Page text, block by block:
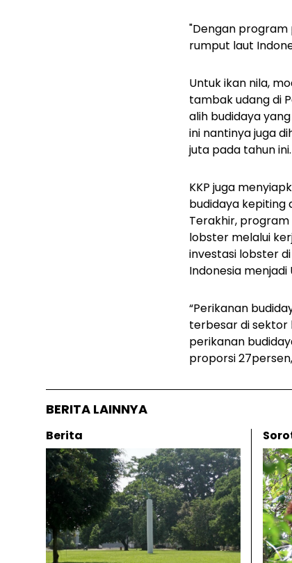
"Dengan
rumput laut
Untuk ikan nila,
tambak udang di
alih budidaya
ini nantinya juga
juta pada tahun ini.
KKP juga
budidaya kepiting
Terakhir,
lobster melalui
investasi lobster
Indonesia menjadi
“Perikanan
terbesar di sektor
perikanan
proporsi
BERITA LAINNYA
Berita